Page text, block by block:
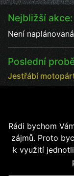
Nejbližší akce:
Není
Poslední
Jestřábí
Místo:Jestřábí
soutěže,
Rádi bychom
zájmů. Proto
k využití